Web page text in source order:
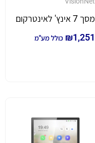
מסך 7 אינץ' לאינטרקום
₪1,251 כולל מע"מ